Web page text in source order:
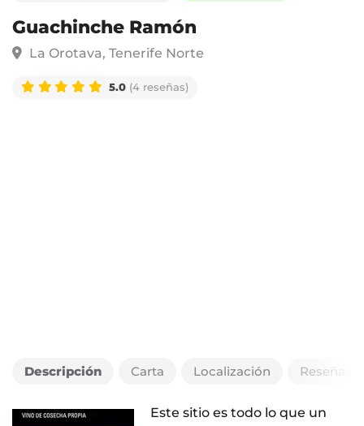
La Orotava,Tenerife Norte
Descripción Carta Localización Reseñas
Este sitio es todo lo que un